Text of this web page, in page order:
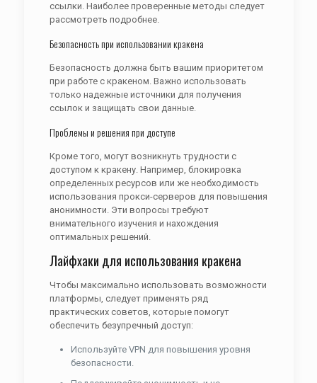
ссылки. Наиболее проверенные методы следует
рассмотреть подробнее.
Безопасность при использовании кракена
Безопасность должна быть вашим приоритетом
при работе с кракеном. Важно использовать
только надежные источники для получения
ссылок и защищать свои данные.
Проблемы и решения при доступе
Кроме того, могут возникнуть трудности с
доступом к кракену. Например, блокировка
определенных ресурсов или же необходимость
использования прокси-серверов для повышения
анонимности. Эти вопросы требуют
внимательного изучения и нахождения
оптимальных решений.
Лайфхаки для использования кракена
Чтобы максимально использовать возможности
платформы, следует применять ряд
практических советов, которые помогут
обеспечить безупречный доступ:
Используйте VPN для повышения уровня
безопасности.